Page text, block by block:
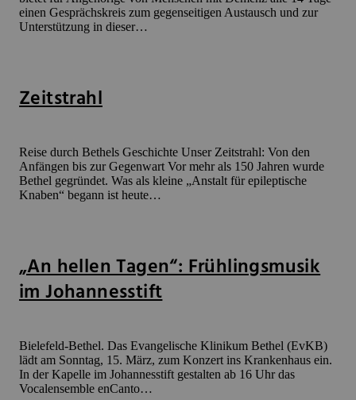
einen Gesprächskreis zum gegenseitigen Austausch und zur
Unterstützung in dieser…
Zeitstrahl
Reise durch Bethels Geschichte Unser Zeitstrahl: Von den
Anfängen bis zur Gegenwart Vor mehr als 150 Jahren wurde
Bethel gegründet. Was als kleine „Anstalt für epileptische
Knaben“ begann ist heute…
„An hellen Tagen“: Frühlingsmusik
im Johannesstift
Bielefeld-Bethel. Das Evangelische Klinikum Bethel (EvKB)
lädt am Sonntag, 15. März, zum Konzert ins Krankenhaus ein.
In der Kapelle im Johannesstift gestalten ab 16 Uhr das
Vocalensemble enCanto…